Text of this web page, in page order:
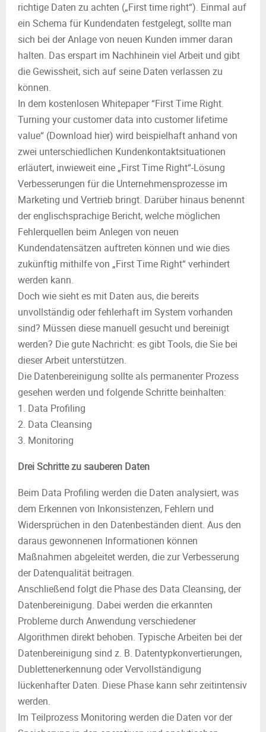
richtige Daten zu achten („First time right“). Einmal auf
ein Schema für Kundendaten festgelegt, sollte man
sich bei der Anlage von neuen Kunden immer daran
halten. Das erspart im Nachhinein viel Arbeit und gibt
die Gewissheit, sich auf seine Daten verlassen zu
können.
In dem kostenlosen Whitepaper “First Time Right.
Turning your customer data into customer lifetime
value“ (Download hier) wird beispielhaft anhand von
zwei unterschiedlichen Kundenkontaktsituationen
erläutert, inwieweit eine „First Time Right“-Lösung
Verbesserungen für die Unternehmensprozesse im
Marketing und Vertrieb bringt. Darüber hinaus benennt
der englischsprachige Bericht, welche möglichen
Fehlerquellen beim Anlegen von neuen
Kundendatensätzen auftreten können und wie dies
zukünftig mithilfe von „First Time Right“ verhindert
werden kann.
Doch wie sieht es mit Daten aus, die bereits
unvollständig oder fehlerhaft im System vorhanden
sind? Müssen diese manuell gesucht und bereinigt
werden? Die gute Nachricht: es gibt Tools, die Sie bei
dieser Arbeit unterstützen.
Die Datenbereinigung sollte als permanenter Prozess
gesehen werden und folgende Schritte beinhalten:
1. Data Profiling
2. Data Cleansing
3. Monitoring
Drei Schritte zu sauberen Daten
Beim Data Profiling werden die Daten analysiert, was
dem Erkennen von Inkonsistenzen, Fehlern und
Widersprüchen in den Datenbeständen dient. Aus den
daraus gewonnenen Informationen können
Maßnahmen abgeleitet werden, die zur Verbesserung
der Datenqualität beitragen.
Anschließend folgt die Phase des Data Cleansing, der
Datenbereinigung. Dabei werden die erkannten
Probleme durch Anwendung verschiedener
Algorithmen direkt behoben. Typische Arbeiten bei der
Datenbereinigung sind z. B. Datentypkonvertierungen,
Dublettenerkennung oder Vervollständigung
lückenhafter Daten. Diese Phase kann sehr zeitintensiv
werden.
Im Teilprozess Monitoring werden die Daten vor der